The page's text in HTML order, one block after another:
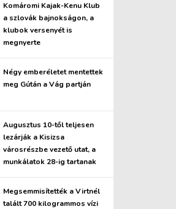
Komáromi Kajak-Kenu Klub
a szlovák bajnokságon, a
klubok versenyét is
megnyerte
Négy emberéletet mentettek
meg Gútán a Vág partján
Augusztus 10-től teljesen
lezárják a Kisizsa
városrészbe vezető utat, a
munkálatok 28-ig tartanak
Megsemmisítették a Virtnél
talált 700 kilogrammos vízi